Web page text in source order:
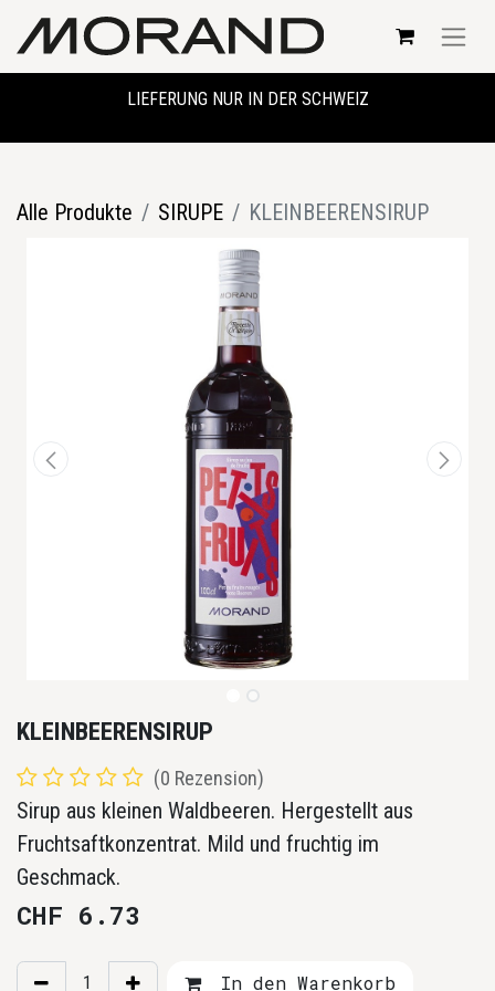
LIEFERUNG NUR IN DER SCHWEIZ
Alle Produkte SIRUPE KLEINBEERENSIRUP
KLEINBEERENSIRUP
(0 Rezension)
Sirup aus kleinen Waldbeeren. Hergestellt aus
Fruchtsaftkonzentrat. Mild und fruchtig im
Geschmack.
CHF 6.73
In den Warenkorb